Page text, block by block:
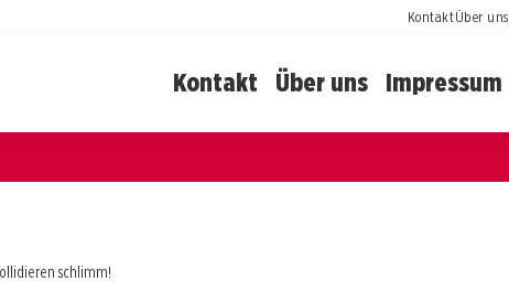
KontaktÜber uns
Kontakt Über uns Impressum
schlimm!